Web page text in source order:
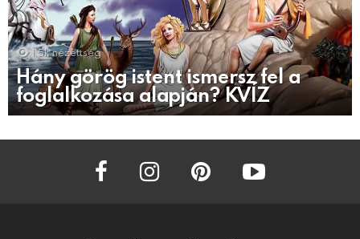
1.5k nézettség
Hány görög istent ismersz fel a
foglalkozása alapján? KVÍZ
facebook instagram